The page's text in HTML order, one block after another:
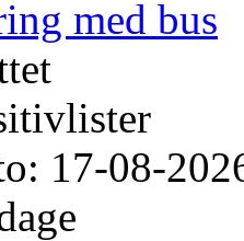
med bus
17-08-